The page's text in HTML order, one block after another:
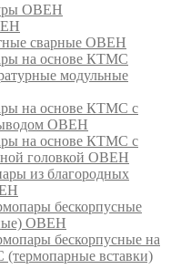
ОВЕН
сварные ОВЕН
на основе КТМС
модульные
на основе КТМС с
ОВЕН
на основе КТМС с
головкой ОВЕН
из благородных
бескорпусные
ОВЕН
бескорпусные на
вставки)